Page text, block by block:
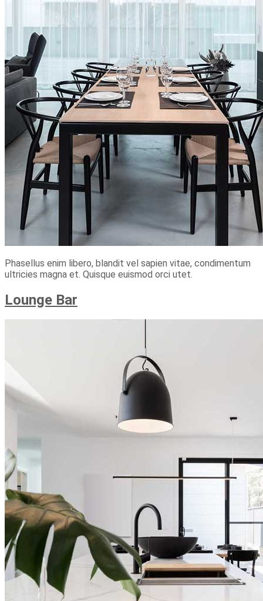
Phasellus enim libero, blandit vel sapien vitae, condimentum
ultricies magna et. Quisque euismod orci utet.
Lounge Bar